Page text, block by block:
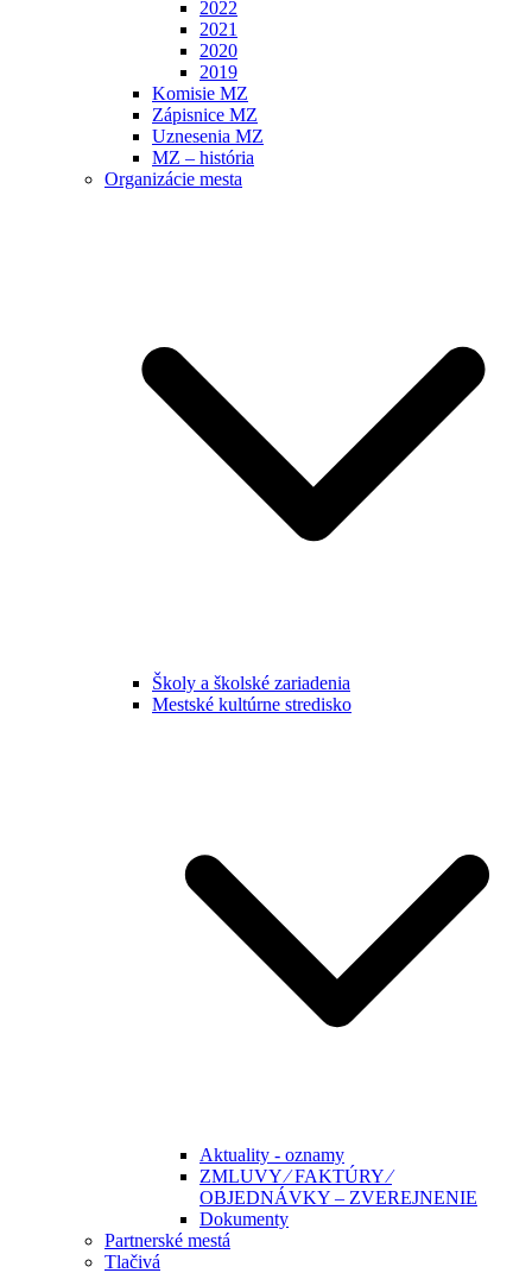
2022
2021
2020
2019
Komisie MZ
Zápisnice MZ
Uznesenia MZ
MZ – história
Organizácie mesta
Školy a školské zariadenia
Mestské kultúrne stredisko
Aktuality - oznamy
ZMLUVY ⁄ FAKTÚRY ⁄
OBJEDNÁVKY – ZVEREJNENIE
Dokumenty
Partnerské mestá
Tlačivá